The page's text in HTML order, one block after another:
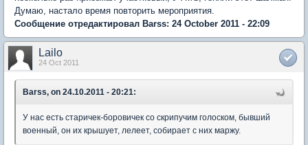
Думаю, настало время повторить мероприятия.
Сообщение отредактировал Barss: 24 October 2011 - 22:09
Lailo
24 Oct 2011
Barss, on 24.10.2011 - 20:21:
У нас есть старичек-боровичек со скрипучим голоском, бывший
военный, он их крышует, лелеет, собирает с них маржу.